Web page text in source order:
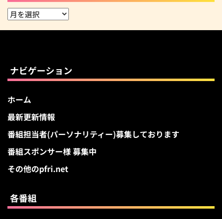
ア
ナビゲーション
ホーム
最新更新情報
番組担当者(パーソナリティー)募集しております
番組スポンサー様 募集中
その他のpfri.net
各番組